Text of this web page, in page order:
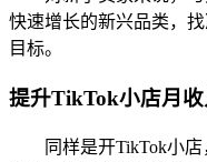
快速增长的新兴品类，
目标。
提升TikTok小店月
同样是开TikTok小